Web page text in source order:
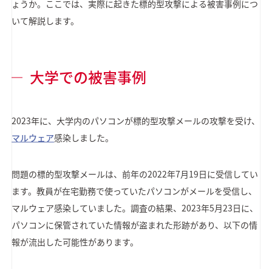
ょうか。ここでは、実際に起きた標的型攻撃による被害事例につ
いて解説します。
大学での被害事例
2023年に、大学内のパソコンが標的型攻撃メールの攻撃を受け、
マルウェア感染しました。
問題の標的型攻撃メールは、前年の2022年7月19日に受信してい
ます。教員が在宅勤務で使っていたパソコンがメールを受信し、
マルウェア感染していました。調査の結果、2023年5月23日に、
パソコンに保管されていた情報が盗まれた形跡があり、以下の情
報が流出した可能性があります。